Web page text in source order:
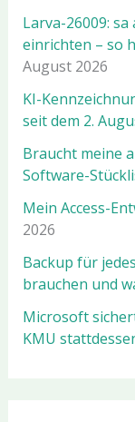
Larva-26009:
einrichten – so
August 2026
KI-
seit dem 2.
Braucht meine
Software-
Mein Access-
2026
Backup für
brauchen und
Microsoft
KMU